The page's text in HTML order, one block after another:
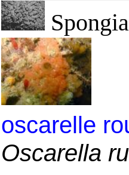
oscarelle
Oscarella